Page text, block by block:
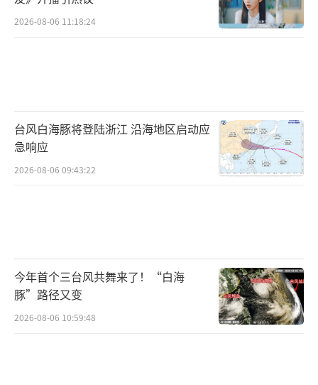
2026-08-06 11:18:24
台风白海豚将登陆浙江 沿海地区启动应
急响应
2026-08-06 09:43:22
今年首个三台风共舞来了！“白海
豚”路径又变
2026-08-06 10:59:48